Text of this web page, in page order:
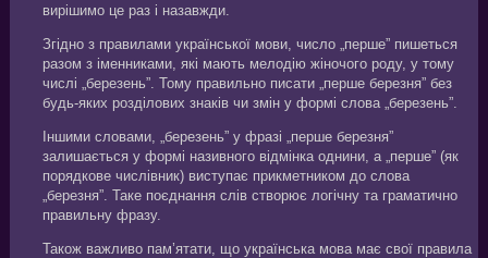
вирішимо це раз і назавжди.
Згідно з правилами української мови, число „перше” пишеться
разом з іменниками, які мають мелодію жіночого роду, у тому
числі „березень”. Тому правильно писати „перше березня” без
будь-яких розділових знаків чи змін у формі слова „березень”.
Іншими словами, „березень” у фразі „перше березня”
залишається у формі називного відмінка однини, а „перше” (як
порядкове числівник) виступає прикметником до слова
„березня”. Таке поєднання слів створює логічну та граматично
правильну фразу.
Також важливо пам’ятати, що українська мова має свої правила